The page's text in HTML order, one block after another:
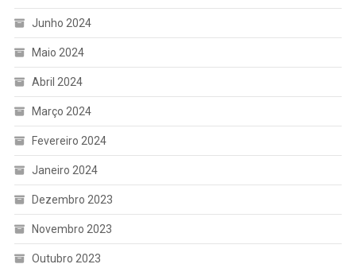
Junho 2024
Maio 2024
Abril 2024
Março 2024
Fevereiro 2024
Janeiro 2024
Dezembro 2023
Novembro 2023
Outubro 2023